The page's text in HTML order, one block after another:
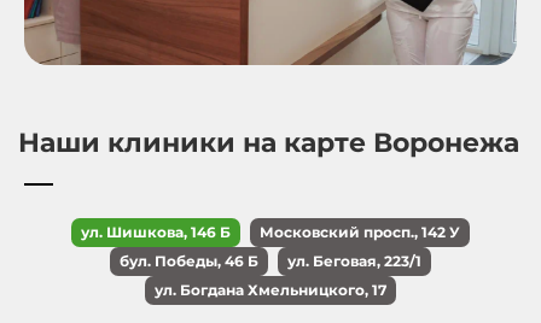
Наши клиники на карте Воронежа
ул. Шишкова, 146 Б
Московский просп., 142 У
бул. Победы, 46 Б
ул. Беговая, 223/1
ул. Богдана Хмельницкого, 17